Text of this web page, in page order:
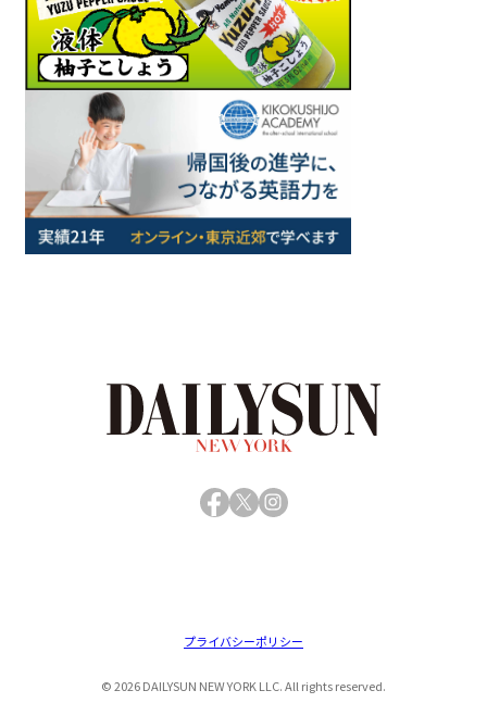
Facebook
X Instagram
© 2026 DAILYSUN NEW YORK LLC. All rights reserved.
プライバシーポリシー